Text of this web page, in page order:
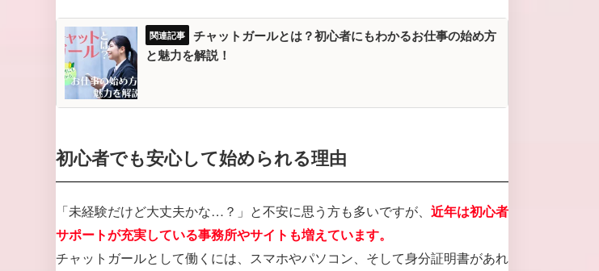
チャットガールとは？初心者にもわかるお仕事の始め方
と魅力を解説！
初心者でも安心して始められる理由
「未経験だけど大丈夫かな…？」と不安に思う方も多いですが、 近年は初心者
サポートが充実している事務所やサイトも増えています。
チャットガールとして働くには、スマホやパソコン、そして身分証明書があれ